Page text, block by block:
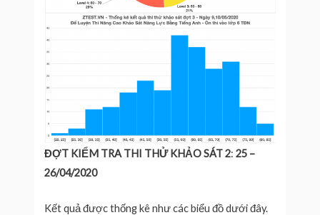
ĐỢT KIỂM TRA THI THỬ KHẢO SÁT 2:25 –
26/04/2020
Kết quả được thống kê như các biểu đồ dưới đây.